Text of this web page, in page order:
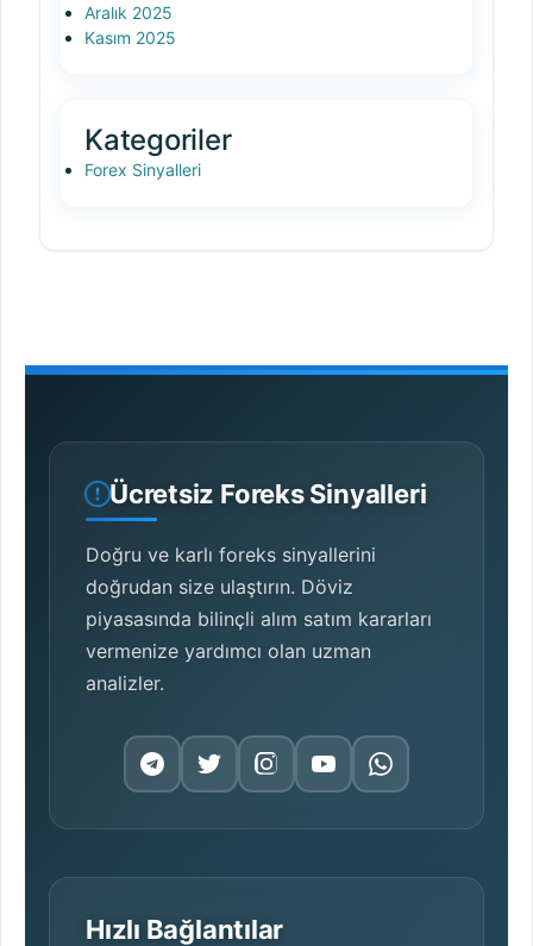
Aralık 2025
Kasım 2025
Kategoriler
Forex Sinyalleri
Ücretsiz Foreks Sinyalleri
Doğru ve karlı foreks sinyallerini
doğrudan size ulaştırın. Döviz
piyasasında bilinçli alım satım kararları
vermenize yardımcı olan uzman
analizler.
Hızlı Bağlantılar